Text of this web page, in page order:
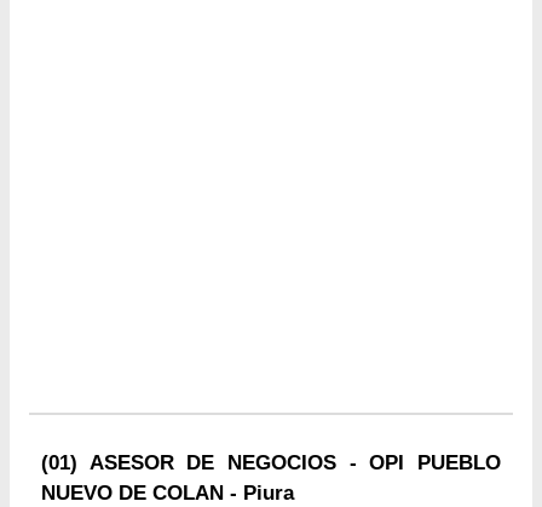
(01) ASESOR DE NEGOCIOS - OPI PUEBLO
NUEVO DE COLAN - Piura